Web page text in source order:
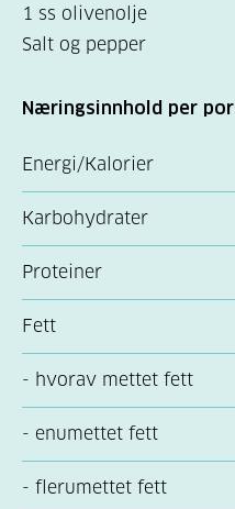
1 ss olivenolje
Salt og pepper
Næringsinnhold per
Energi/Kalorier
Karbohydrater
Proteiner
Fett
- hvorav mettet fett
- enumettet fett
- flerumettet fett